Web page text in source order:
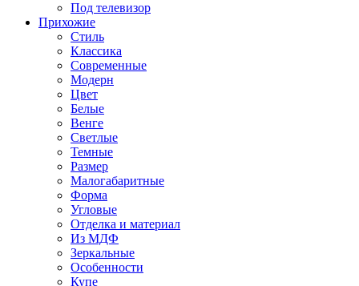
Под телевизор
Прихожие
Стиль
Классика
Современные
Модерн
Цвет
Белые
Венге
Светлые
Темные
Размер
Малогабаритные
Форма
Угловые
Отделка и материал
Из МДФ
Зеркальные
Особенности
Купе